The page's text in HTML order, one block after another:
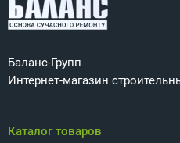
Баланс-Групп
Интернет-магазин
Каталог товаров